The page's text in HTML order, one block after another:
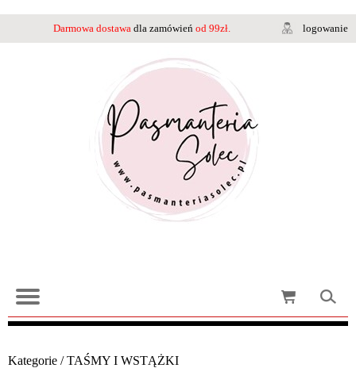
Darmowa dostawa dla zamówień od 99zł. logowanie
Kategorie /TAŚMY I WSTĄŻKI